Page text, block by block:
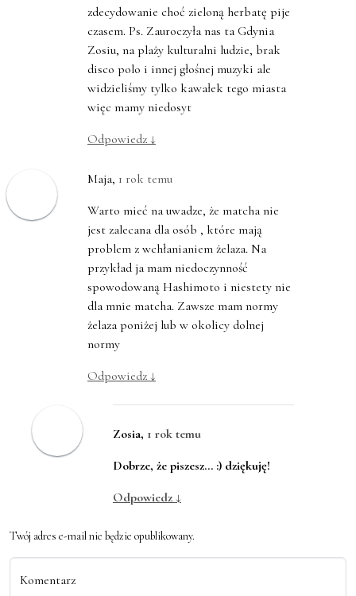
zdecydowanie choć zieloną herbatę pije
czasem. Ps. Zauroczyła nas ta Gdynia
Zosiu, na plaży kulturalni ludzie, brak
disco polo i innej głośnej muzyki ale
widzieliśmy tylko kawałek tego miasta
więc mamy niedosyt
Odpowiedz ↓
Maja, 1 rok temu
Warto mieć na uwadze, że matcha nie
jest zalecana dla osób , które mają
problem z wchłanianiem żelaza. Na
przykład ja mam niedoczynność
spowodowaną Hashimoto i niestety nie
dla mnie matcha. Zawsze mam normy
żelaza poniżej lub w okolicy dolnej
normy
Odpowiedz ↓
Zosia, 1 rok temu
Dobrze, że piszesz… :) dziękuję!
Odpowiedz ↓
Twój adres e-mail nie będzie opublikowany.
Komentarz